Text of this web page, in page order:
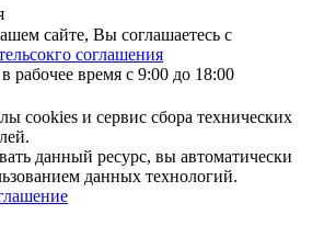
сайте, Вы соглашаетесь с
соглашения
рабочее время с 9:00 до 18:00
cookies и сервис сбора технических
данный ресурс, вы автоматически
данных технологий.